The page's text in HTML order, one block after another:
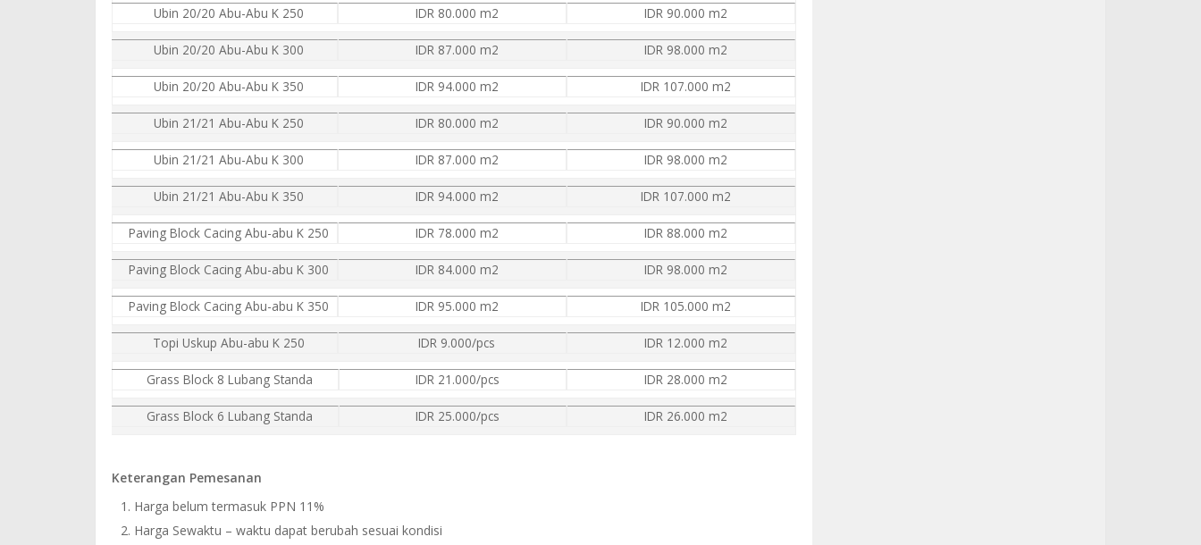
Ubin 20/20 Abu-Abu K 250 IDR 80.000 m2 IDR 90.000 m2
Ubin 20/20 Abu-Abu K 300 IDR 87.000 m2 IDR 98.000 m2
Ubin 20/20 Abu-Abu K 350 IDR 94.000 m2 IDR 107.000 m2
Ubin 21/21 Abu-Abu K 250 IDR 80.000 m2 IDR 90.000 m2
Ubin 21/21 Abu-Abu K 300 IDR 87.000 m2 IDR 98.000 m2
Ubin 21/21 Abu-Abu K 350 IDR 94.000 m2 IDR 107.000 m2
Paving Block Cacing Abu-abu K 250 IDR 78.000 m2 IDR 88.000 m2
Paving Block Cacing Abu-abu K 300 IDR 84.000 m2 IDR 98.000 m2
Paving Block Cacing Abu-abu K 350 IDR 95.000 m2 IDR 105.000 m2
Topi Uskup Abu-abu K 250 IDR 9.000/pcs IDR 12.000 m2
Grass Block 8 Lubang Standa IDR 21.000/pcs IDR 28.000 m2
Grass Block 6 Lubang Standa IDR 25.000/pcs IDR 26.000 m2
Keterangan Pemesanan
Harga belum termasuk PPN 11%
Harga Sewaktu – waktu dapat berubah sesuai kondisi